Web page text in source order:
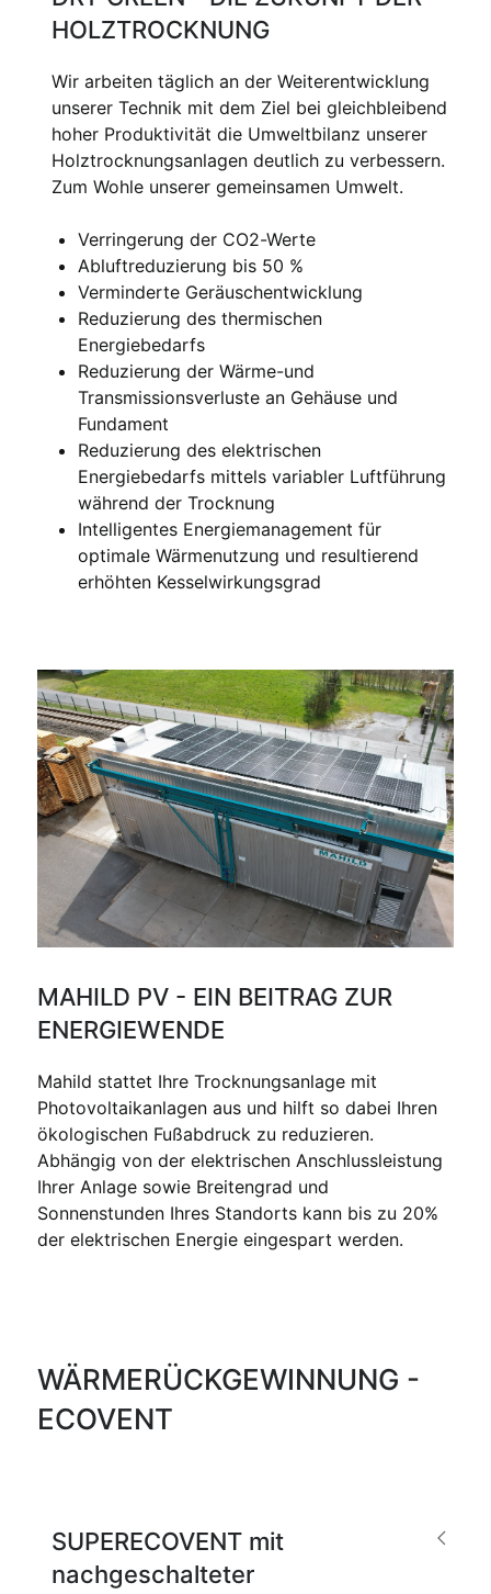
HOLZTROCKNUNG
Wir arbeiten täglich an der Weiterentwicklung
unserer Technik mit dem Ziel bei gleichbleibend
hoher Produktivität die Umweltbilanz unserer
Holztrocknungsanlagen deutlich zu verbessern.
Zum Wohle unserer gemeinsamen Umwelt.
Verringerung der CO2-Werte
Abluftreduzierung bis 50 %
Verminderte Geräuschentwicklung
Reduzierung des thermischen
Energiebedarfs
Reduzierung der Wärme-und
Transmissionsverluste an Gehäuse und
Fundament
Reduzierung des elektrischen
Energiebedarfs mittels variabler Luftführung
während der Trocknung
Intelligentes Energiemanagement für
optimale Wärmenutzung und resultierend
erhöhten Kesselwirkungsgrad
MAHILD PV - EIN BEITRAG ZUR
ENERGIEWENDE
Mahild stattet Ihre Trocknungsanlage mit
Photovoltaikanlagen aus und hilft so dabei Ihren
ökologischen Fußabdruck zu reduzieren.
Abhängig von der elektrischen Anschlussleistung
Ihrer Anlage sowie Breitengrad und
Sonnenstunden Ihres Standorts kann bis zu 20%
der elektrischen Energie eingespart werden.
WÄRMERÜCKGEWINNUNG -
ECOVENT
SUPERECOVENT mit
nachgeschalteter